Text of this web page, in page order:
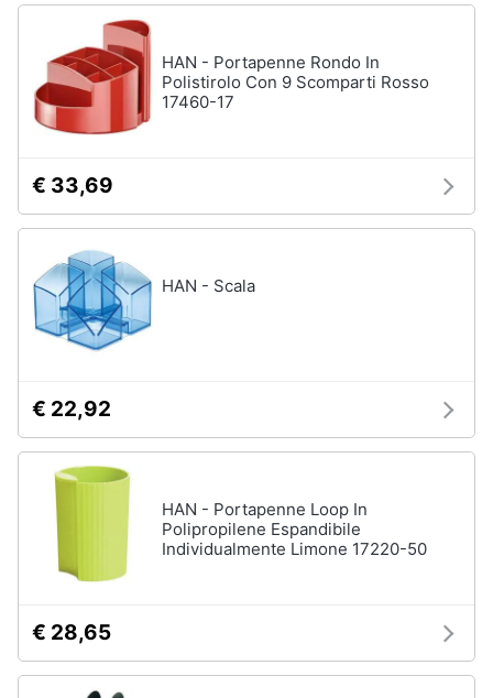
HAN - Portapenne Rondo In
Polistirolo Con 9 Scomparti Rosso
17460-17
€ 33,69
HAN - Scala
€ 22,92
HAN - Portapenne Loop In
Polipropilene Espandibile
Individualmente Limone 17220-50
€ 28,65